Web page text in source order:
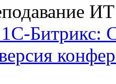
1С-Битрикс: